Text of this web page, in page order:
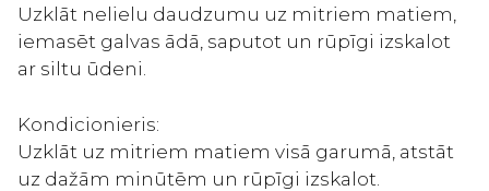
Uzklāt nelielu daudzumu uz mitriem matiem,
iemasēt galvas ādā, saputot un rūpīgi izskalot
ar siltu ūdeni.
Kondicionieris:
Uzklāt uz mitriem matiem visā garumā, atstāt
uz dažām minūtēm un rūpīgi izskalot.